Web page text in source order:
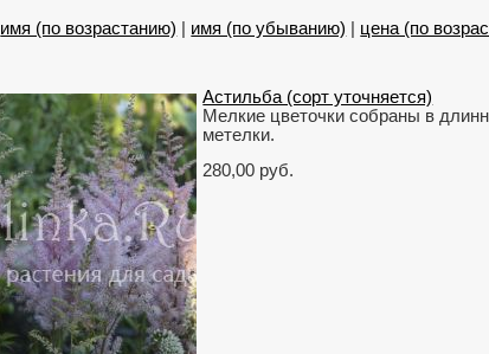
имя (по возрастанию) имя (по убыванию) цена (по
Астильба (сорт уточняется)
Мелкие цветочки собраны в
метелки.
280,00 руб.